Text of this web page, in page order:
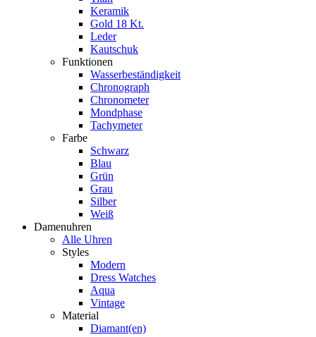
Keramik
Gold 18 Kt.
Leder
Kautschuk
Funktionen
Wasserbeständigkeit
Chronograph
Chronometer
Mondphase
Tachymeter
Farbe
Schwarz
Blau
Grün
Grau
Silber
Weiß
Damenuhren
Alle Uhren
Styles
Modern
Dress Watches
Aqua
Vintage
Material
Diamant(en)